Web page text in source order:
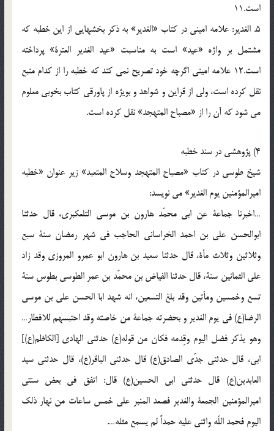
است.11
5. الغدير: علامه امينى در كتاب «الغدير» به ذكر بخشهايى از اين خطبه كه
مشتمل بر واژه «عيد» است به مناسبت «عيد الغدير العترة» پرداخته
است.12 علامه امينى اگرچه خود تصريح نمى كند كه خطبه را از كدام منبع
نقل كرده است، ولى از قراين و شواهد و بويژه از پاورقى كتاب بخوبى معلوم
مى شود كه آن را از «مصباح المتهجد» نقل كرده است.
4) پژوهشى در سند خطبه
شيخ طوسى در كتاب «مصباح المتهجد وسلاح المتعبد» زير عنوان «خطبه
اميرالمؤمنين يوم الغدير» مى نويسد:
…اخبرنا جماعة عن ابى محمّد هارون بن موسى التلعكبرى، قال حدثنا
ابوالحسن على بن احمد الخراسانى الحاجب فى شهر رمضان سنة سبع
وثلاثين وثلاث مأة، قال حدثنا سعيد بن هارون ابو عمرو المروزى وقد زاد
على الثمانين سنة، قال حدثنا الفياض بن محمّد بن عمر الطوسى بطوس سنة
تسع وخمسين ومأتين وقد بلغ التسعين، انه شهد ابا الحسن على بن موسى
الرضا(ع) فى يوم الغدير و بحضرته جماعة من خاصته وقد احتبسهم للافطار…
وهو يذكر فضل اليوم وقِدمه فكان من قوله(ع) حدثنى الهادى [الكاظم(ع)]
ابى، قال حدثنى جدّى الصادق(ع) قال حدثنى الباقر(ع)، قال حدثنى سيد
العابدين(ع) قال حدثنى ابى الحسين(ع) قال: اتفق فى بعض سنتى
اميرالمؤمنين الجمعة والغدير فصعد المنبر على خمس ساعات من نهار ذلك
اليوم فحمد اللّه واثنى عليه حمداً لم يسمع مثله….